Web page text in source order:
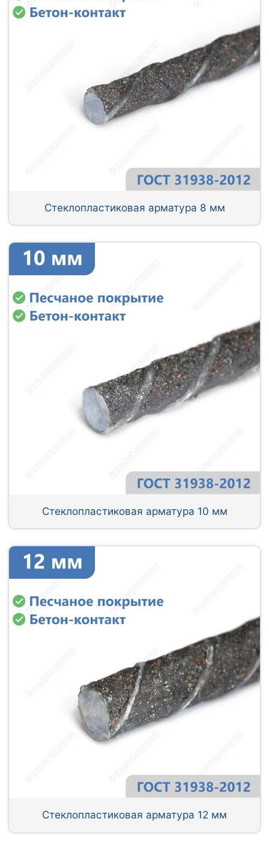
Стеклопластиковая арматура 8 мм
Стеклопластиковая арматура 10 мм
Стеклопластиковая арматура 12 мм